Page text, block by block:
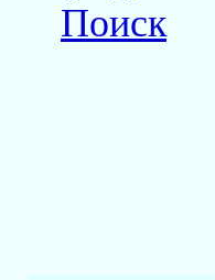
Поиск